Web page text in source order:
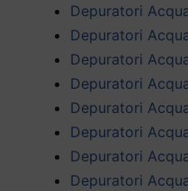
Depuratori
Depuratori
Depuratori
Depuratori
Depuratori
Depuratori
Depuratori
Depuratori